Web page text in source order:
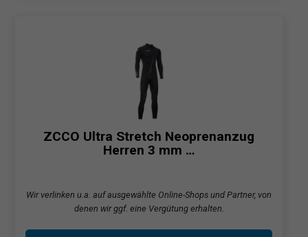
ZCCO Ultra Stretch Neoprenanzug
Herren 3 mm …
Wir verlinken u.a. auf ausgewählte Online-Shops und Partner, von
denen wir ggf. eine Vergütung erhalten.